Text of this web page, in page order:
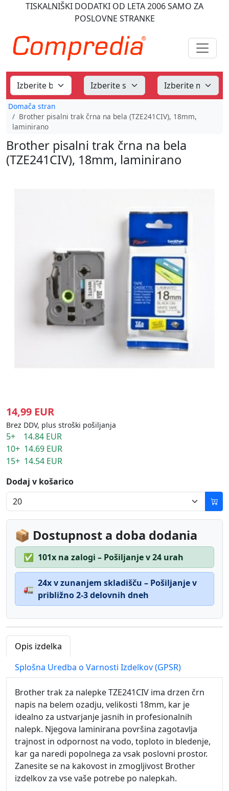
TISKALNIŠKI DODATKI OD LETA 2006SAMO ZA
POSLOVNE STRANKE
Domača stran
Brother pisalni trak črna na bela (TZE241CIV), 18mm,
laminirano
Brother pisalni trak črna na bela
(TZE241CIV), 18mm, laminirano
14,99 EUR
Brez DDV, plus stroški pošiljanja
5+ 14.84 EUR
10+ 14.69 EUR
15+ 14.54 EUR
Dodaj v košarico
📦 Dostupnost a doba dodania
✅ 101x na zalogi – Pošiljanje v 24 urah
🚛
24x v zunanjem skladišču – Pošiljanje v
približno 2-3 delovnih dneh
Opis izdelka
Splošna Uredba o Varnosti Izdelkov (GPSR)
Brother trak za nalepke TZE241CIV ima drzen črn
napis na belem ozadju, velikosti 18mm, kar je
idealno za ustvarjanje jasnih in profesionalnih
nalepk. Njegova laminirana površina zagotavlja
trajnost in odpornost na vodo, toploto in bledenje,
kar ga naredi popolnega za vsak poslovni prostor.
Zanesite se na kakovost in zmogljivost Brother
izdelkov za vse vaše potrebe po nalepkah.